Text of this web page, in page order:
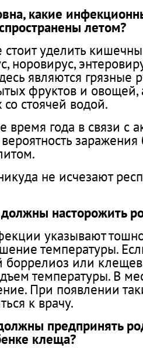
какие
летом?
уделить
норовирус,
являются грязные
фруктов и овощей,
стоячей водой.
время года в связи с
не исчезают
насторожить
указывают
температуры.
или
температуры. В
При появлении
к врачу.
предпринять
клеща?